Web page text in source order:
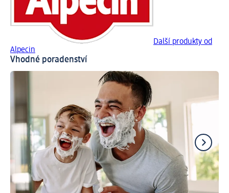
Další produkty od
Alpecin
Vhodné poradenství